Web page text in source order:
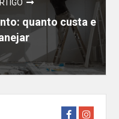
quanto custa e